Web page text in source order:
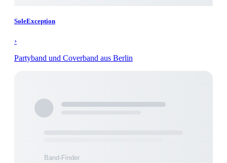
SoleException
›
Partyband und Coverband aus Berlin